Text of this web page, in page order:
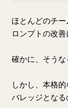
ほとんどのチ
ロンプトの改
確かに、そうな
しかし、本格
バレッジとなる